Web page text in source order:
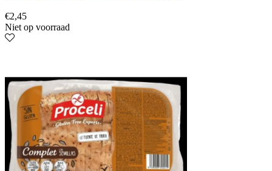
€2,45
Niet op voorraad